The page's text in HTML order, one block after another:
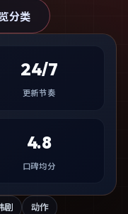
分类
24/7
更新节奏
4.8
口碑均分
剧 动作